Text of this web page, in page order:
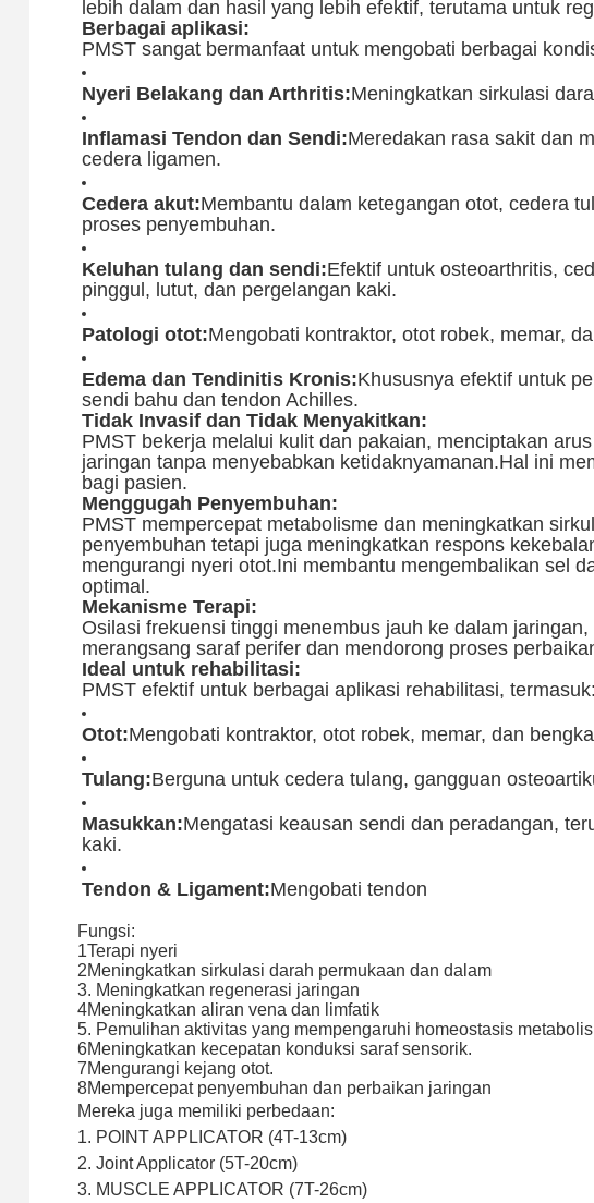
lebih dalam dan hasil yang lebih efektif, terutama untuk
Berbagai aplikasi:
PMST sangat bermanfaat untuk mengobati berbagai
Nyeri Belakang dan Arthritis:Meningkatkan sirkulasi
Inflamasi Tendon dan Sendi:Meredakan rasa sakit dan
cedera ligamen.
Cedera akut:Membantu dalam ketegangan otot, cedera
proses penyembuhan.
Keluhan tulang dan sendi:Efektif untuk osteoarthritis,
pinggul, lutut, dan pergelangan kaki.
Patologi otot:Mengobati kontraktor, otot robek, memar,
Edema dan Tendinitis Kronis:Khususnya efektif untuk
sendi bahu dan tendon Achilles.
Tidak Invasif dan Tidak Menyakitkan:
PMST bekerja melalui kulit dan pakaian, menciptakan
jaringan tanpa menyebabkan ketidaknyamanan.Hal ini
bagi pasien.
Menggugah Penyembuhan:
PMST mempercepat metabolisme dan meningkatkan
penyembuhan tetapi juga meningkatkan respons
mengurangi nyeri otot.Ini membantu mengembalikan sel
optimal.
Mekanisme Terapi:
Osilasi frekuensi tinggi menembus jauh ke dalam
merangsang saraf perifer dan mendorong proses
Ideal untuk rehabilitasi:
PMST efektif untuk berbagai aplikasi rehabilitasi, termasuk:
Otot:Mengobati kontraktor, otot robek, memar, dan
Tulang:Berguna untuk cedera tulang, gangguan
Masukkan:Mengatasi keausan sendi dan peradangan,
kaki.
Tendon & Ligament:Mengobati tendon
Fungsi:
1Terapi nyeri
2Meningkatkan sirkulasi darah permukaan dan dalam
3. Meningkatkan regenerasi jaringan
4Meningkatkan aliran vena dan limfatik
5. Pemulihan aktivitas yang mempengaruhi homeostasis
6Meningkatkan kecepatan konduksi saraf sensorik.
7Mengurangi kejang otot.
8Mempercepat penyembuhan dan perbaikan jaringan
Mereka juga memiliki perbedaan:
1. POINT APPLICATOR (4T-13cm)
2. Joint Applicator (5T-20cm)
3. MUSCLE APPLICATOR (7T-26cm)